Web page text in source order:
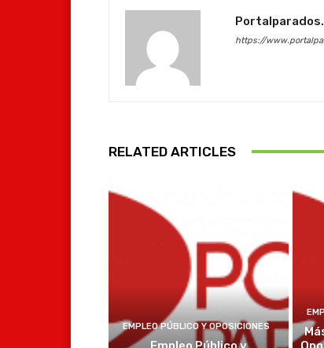
https://
RELATED ARTICLES
EMPLEO PÚBLICO Y OPOSICIONES